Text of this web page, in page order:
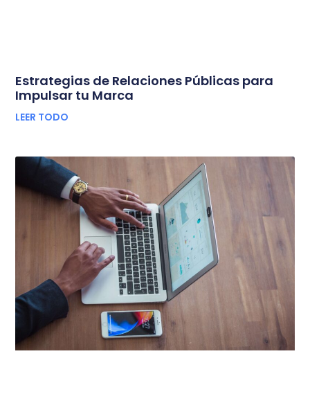
Estrategias de Relaciones Públicas para
Impulsar tu Marca
LEER TODO